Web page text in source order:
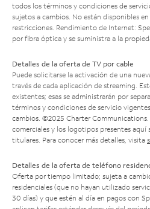
todos los términos y condiciones de
sujetos a cambios. No están disponibles
restricciones. Rendimiento de Internet:
por fibra óptica y se suministra a la
Detalles de la oferta de TV por cable
Puede solicitarse la activación de una
través de cada aplicación de streaming.
existentes; esas se administrarán por
términos y condiciones de servicio
cambios. ©2025 Charter Communications.
comerciales y los logotipos presentes aquí
titulares. Para conocer más detalles, visita
Detalles de la oferta de teléfono
Oferta por tiempo limitado; sujeta a
residenciales (que no hayan utilizado
30 días) y que estén al día en pagos con